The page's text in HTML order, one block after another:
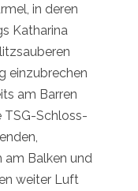
in deren
Katharina
einzubrechen
am Barren
TSG-Schloss-
am Balken und
weiter Luft